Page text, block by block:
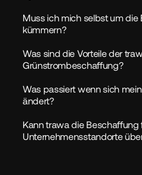
Muss ich mich selbst um die
kümmern?
Was sind die Vorteile der
Grünstrombeschaffung?
Was passiert wenn sich
ändert?
Kann trawa die Beschaffung
Unternehmensstandorte